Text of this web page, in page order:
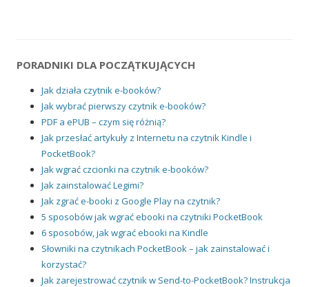
PORADNIKI DLA POCZĄTKUJĄCYCH
Jak działa czytnik e-booków?
Jak wybrać pierwszy czytnik e-booków?
PDF a ePUB – czym się różnią?
Jak przesłać artykuły z Internetu na czytnik Kindle i
PocketBook?
Jak wgrać czcionki na czytnik e-booków?
Jak zainstalować Legimi?
Jak zgrać e-booki z Google Play na czytnik?
5 sposobów jak wgrać ebooki na czytniki PocketBook
6 sposobów, jak wgrać ebooki na Kindle
Słowniki na czytnikach PocketBook – jak zainstalować i
korzystać?
Jak zarejestrować czytnik w Send-to-PocketBook? Instrukcja